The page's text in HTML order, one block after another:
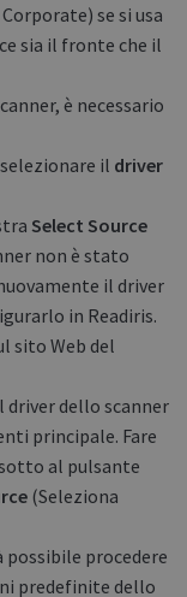
se si usa
sia il fronte che il
è necessario
il driver
Select Source
non è stato
il driver
in Readiris.
sito Web del
dello scanner
principale. Fare
al pulsante
(Seleziona
procedere
predefinite dello